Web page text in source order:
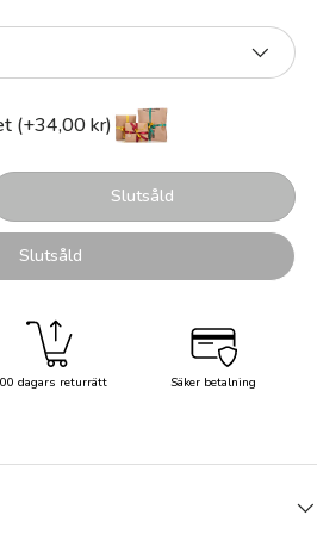
(+34,00 kr)
Slutsåld
Slutsåld
dagars returrätt Säker betalning